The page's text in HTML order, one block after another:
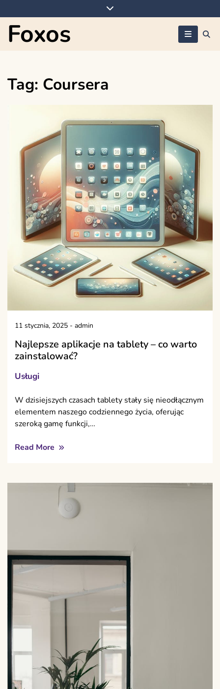
to
content
Foxos
Tag: Coursera
11 stycznia, 2025 - admin
Najlepsze aplikacje na tablety – co warto
zainstalować?
Usługi
W dzisiejszych czasach tablety stały się nieodłącznym
elementem naszego codziennego życia, oferując
szeroką gamę funkcji,…
Read More